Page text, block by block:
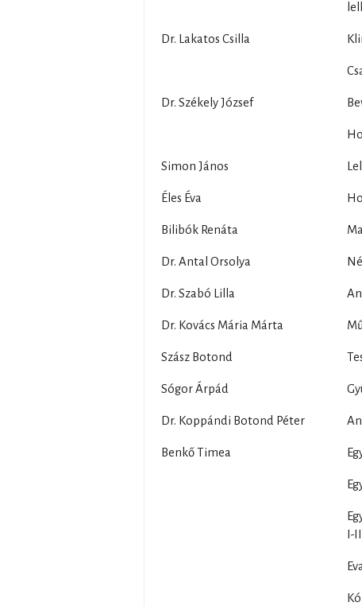
Dr. Lakatos Csilla
Dr. Székely József
Simon János
Éles Éva
Bilibók Renáta
Dr. Antal Orsolya
Dr. Szabó Lilla
Dr. Kovács Mária Márta
Szász Botond
Sógor Árpád
Dr. Koppándi Botond Péter
Benkő Timea
I-II